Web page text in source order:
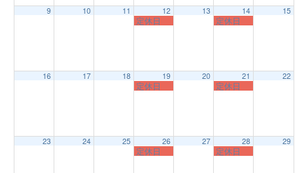
9 10 11 12
定休日
13 14
定休日
15
16 17 18 19
定休日
20 21
定休日
22
23 24 25 26
定休日
27 28
定休日
29